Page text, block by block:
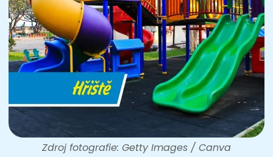
Zdroj fotografie: Getty Images / Canva